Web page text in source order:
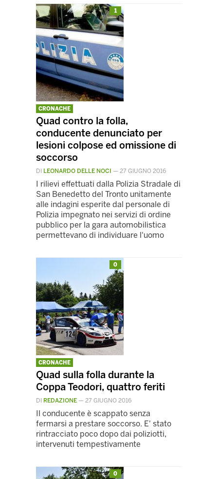
1
CRONACHE
Quad contro la folla,
conducente denunciato per
lesioni colpose ed omissione di
soccorso
DI LEONARDO DELLE NOCI — 27 GIUGNO 2016
I rilievi effettuati dalla Polizia Stradale di
San Benedetto del Tronto unitamente
alle indagini esperite dal personale di
Polizia impegnato nei servizi di ordine
pubblico per la gara automobilistica
permettevano di individuare l'uomo
0
CRONACHE
Quad sulla folla durante la
Coppa Teodori, quattro feriti
DI REDAZIONE — 27 GIUGNO 2016
Il conducente è scappato senza
fermarsi a prestare soccorso. E' stato
rintracciato poco dopo dai poliziotti,
intervenuti tempestivamente
0